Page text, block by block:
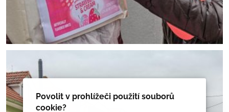
Povolit v prohlížeči použití souborů
cookie?